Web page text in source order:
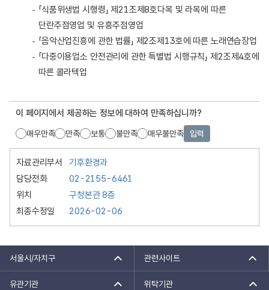
「식품위생법 시행령」 제21조제8호다목 및 라목에 따른
단란주점영업 및 유흥주점영업
「음악산업진흥에 관한 법률」 제2조제13호에 따른 노래연습장업
「다중이용업소 안전관리에 관한 특별법 시행규칙」 제2조제4호에
따른 콜라텍업
이 페이지에서 제공하는 정보에 대하여 만족하십니까?
매우만족 만족 보통 불만족 매우불만족 입력
자료관리부서
기후환경과
담당전화
02-2155-6461
위치
구청본관 8층
최종수정일
2026-02-06
서울시/자치구 관련사이트
유관기관 위탁기관